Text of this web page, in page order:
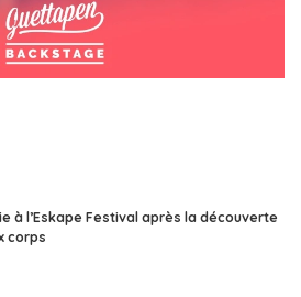
à l’Eskape Festival après la découverte
corps